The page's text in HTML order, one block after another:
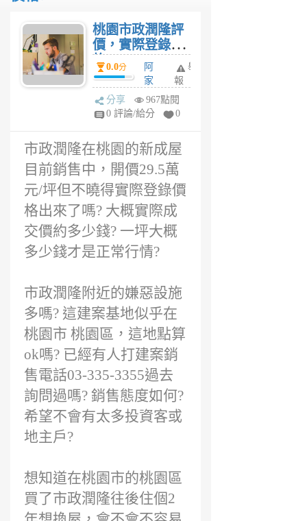
桃園市政潤隆評
價，實際登錄價
格?0.0分
阿
家
6
年
舉
報
分享
967點閱
0 評論/給分
0
市政潤隆在桃園的新成屋
目前銷售中，開價29.5萬
元/坪但不曉得實際登錄價
格出來了嗎? 大概實際成
交價約多少錢? 一坪大概
多少錢才是正常行情?
市政潤隆附近的嫌惡設施
多嗎? 這建案基地似乎在
桃園市 桃園區，這地點算
ok嗎? 已經有人打建案銷
售電話03-335-3355過去
詢問過嗎? 銷售態度如何?
希望不會有太多投資客或
地主戶?
想知道在桃園市的桃園區
買了市政潤隆往後住個2